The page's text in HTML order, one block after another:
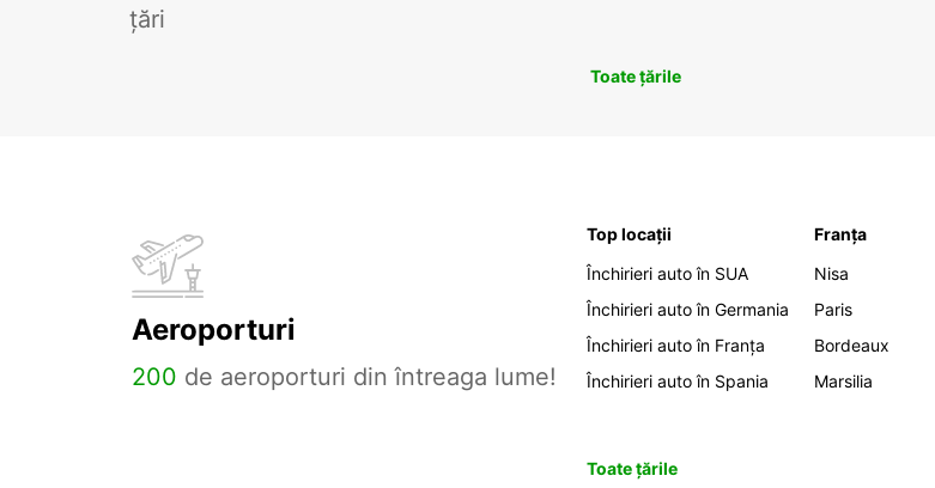
țări
Toate țările
Aeroporturi
200 de aeroporturi din întreaga lume!
Top locații
Închirieri auto în SUA
Închirieri auto în Germania
Închirieri auto în Franța
Închirieri auto în Spania
Franța
Nisa
Paris
Bordeaux
Marsilia
Toate țările